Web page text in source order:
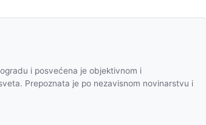
i posvećena je objektivnom i
Prepoznata je po nezavisnom novinarstvu i